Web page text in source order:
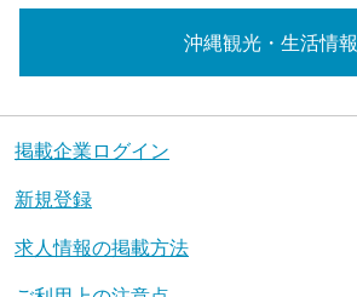
沖縄観光・生活情報
掲載企業ログイン
新規登録
求人情報の掲載方法